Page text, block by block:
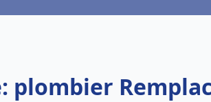
plombier